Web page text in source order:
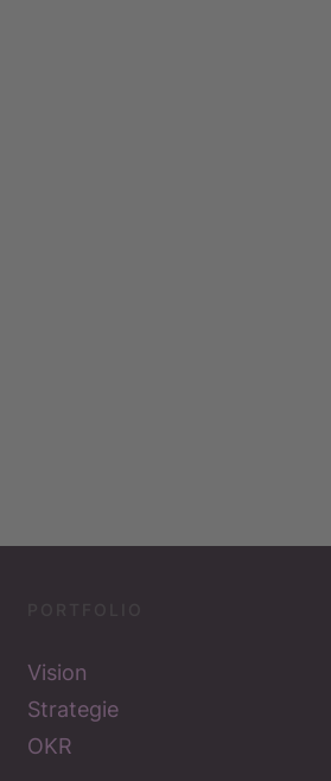
Vision
Strategie
OKR